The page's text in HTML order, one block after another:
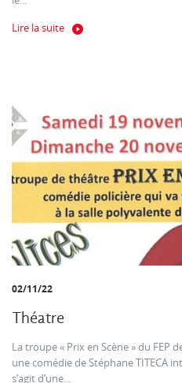
Lire la suite
02/11/22
Théatre
La troupe « Prix en Scène » du FEP
une comédie de Stéphane TITECA
s’agit d’une...